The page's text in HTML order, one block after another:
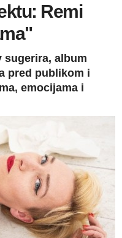
Remi
sugerira, album
pred publikom i
emocijama i